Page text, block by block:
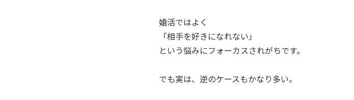
婚活ではよく
「相手を好きになれない」
という悩みにフォーカスされがちです。
でも実は、逆のケースもかなり多い。